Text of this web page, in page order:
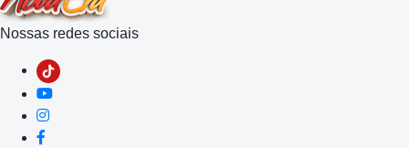
Nossas redes sociais